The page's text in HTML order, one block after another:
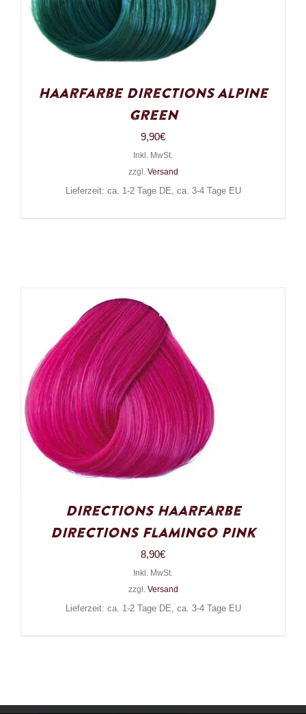
Haarfarbe Directions Alpine
Green
9,90€
Inkl. MwSt.
zzgl. Versand
Lieferzeit: ca. 1-2 Tage DE, ca. 3-4 Tage EU
Directions Haarfarbe
Directions Flamingo Pink
8,90€
Inkl. MwSt.
zzgl. Versand
Lieferzeit: ca. 1-2 Tage DE, ca. 3-4 Tage EU